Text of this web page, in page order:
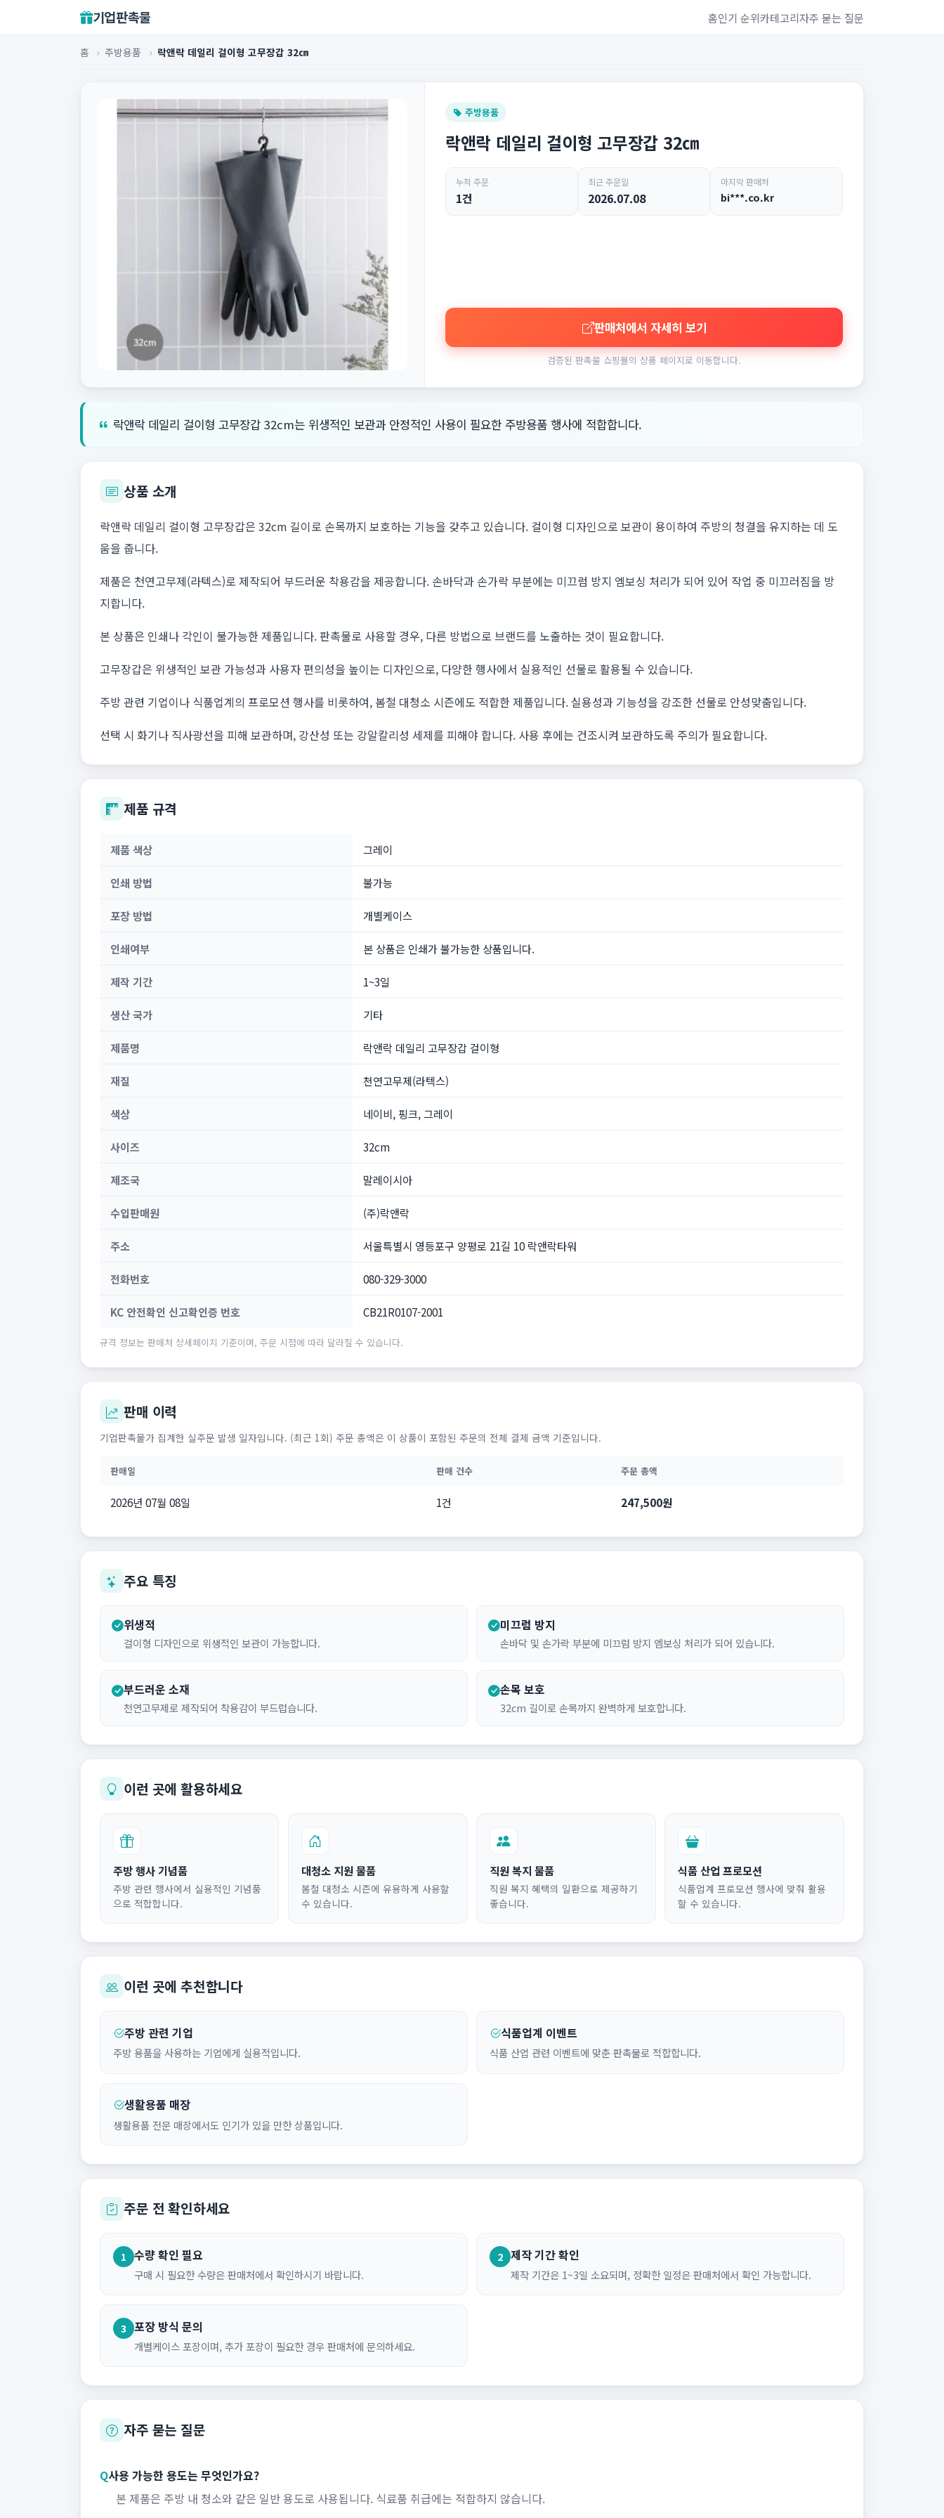
기업판촉물 홈인기 순위카테고리자주 묻는 질문
홈 › 주방용품 › 락앤락 데일리 걸이형 고무장갑 32㎝
주방용품
락앤락 데일리 걸이형 고무장갑 32㎝
누적 주문
1건
최근 주문일
2026.07.08
마지막 판매처
bi***.co.kr
판매처에서 자세히 보기
검증된 판촉물 쇼핑몰의 상품 페이지로 이동합니다.
락앤락 데일리 걸이형 고무장갑 32cm는 위생적인 보관과 안정적인 사용이 필요한 주방용품 행사에 적합합니다.
상품 소개
락앤락 데일리 걸이형 고무장갑은 32cm 길이로 손목까지 보호하는 기능을 갖추고 있습니다. 걸이형 디자인으로 보관이 용이하여 주방의 청결을 유지하는 데 도
움을 줍니다.
제품은 천연고무제(라텍스)로 제작되어 부드러운 착용감을 제공합니다. 손바닥과 손가락 부분에는 미끄럼 방지 엠보싱 처리가 되어 있어 작업 중 미끄러짐을 방
지합니다.
본 상품은 인쇄나 각인이 불가능한 제품입니다. 판촉물로 사용할 경우, 다른 방법으로 브랜드를 노출하는 것이 필요합니다.
고무장갑은 위생적인 보관 가능성과 사용자 편의성을 높이는 디자인으로, 다양한 행사에서 실용적인 선물로 활용될 수 있습니다.
주방 관련 기업이나 식품업계의 프로모션 행사를 비롯하여, 봄철 대청소 시즌에도 적합한 제품입니다. 실용성과 기능성을 강조한 선물로 안성맞춤입니다.
선택 시 화기나 직사광선을 피해 보관하며, 강산성 또는 강알칼리성 세제를 피해야 합니다. 사용 후에는 건조시켜 보관하도록 주의가 필요합니다.
제품 규격
제품 색상 그레이
인쇄 방법 불가능
포장 방법 개별케이스
인쇄여부 본 상품은 인쇄가 불가능한 상품입니다.
제작 기간 1~3일
생산 국가 기타
제품명 락앤락 데일리 고무장갑 걸이형
재질 천연고무제(라텍스)
색상 네이비, 핑크, 그레이
사이즈 32cm
제조국 말레이시아
수입판매원 (주)락앤락
주소 서울특별시 영등포구 양평로 21길 10 락앤락타워
전화번호 080-329-3000
KC 안전확인 신고확인증 번호 CB21R0107-2001
규격 정보는 판매처 상세페이지 기준이며, 주문 시점에 따라 달라질 수 있습니다.
판매 이력
기업판촉물가 집계한 실주문 발생 일자입니다. (최근 1회) 주문 총액은 이 상품이 포함된 주문의 전체 결제 금액 기준입니다.
판매일 판매 건수 주문 총액
2026년 07월 08일 1건 247,500원
주요 특징
위생적
걸이형 디자인으로 위생적인 보관이 가능합니다.
미끄럼 방지
손바닥 및 손가락 부분에 미끄럼 방지 엠보싱 처리가 되어 있습니다.
부드러운 소재
천연고무제로 제작되어 착용감이 부드럽습니다.
손목 보호
32cm 길이로 손목까지 완벽하게 보호합니다.
이런 곳에 활용하세요
주방 행사 기념품
주방 관련 행사에서 실용적인 기념품
으로 적합합니다.
대청소 지원 물품
봄철 대청소 시즌에 유용하게 사용할
수 있습니다.
직원 복지 물품
직원 복지 혜택의 일환으로 제공하기
좋습니다.
식품 산업 프로모션
식품업계 프로모션 행사에 맞춰 활용
할 수 있습니다.
이런 곳에 추천합니다
주방 관련 기업
주방 용품을 사용하는 기업에게 실용적입니다.
식품업계 이벤트
식품 산업 관련 이벤트에 맞춘 판촉물로 적합합니다.
생활용품 매장
생활용품 전문 매장에서도 인기가 있을 만한 상품입니다.
주문 전 확인하세요
1 수량 확인 필요
구매 시 필요한 수량은 판매처에서 확인하시기 바랍니다.
2 제작 기간 확인
제작 기간은 1~3일 소요되며, 정확한 일정은 판매처에서 확인 가능합니다.
3 포장 방식 문의
개별케이스 포장이며, 추가 포장이 필요한 경우 판매처에 문의하세요.
자주 묻는 질문
Q사용 가능한 용도는 무엇인가요?
본 제품은 주방 내 청소와 같은 일반 용도로 사용됩니다. 식료품 취급에는 적합하지 않습니다.